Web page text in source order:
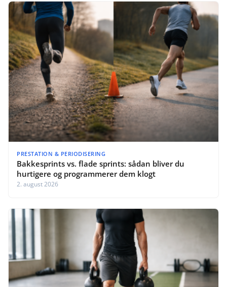
PRESTATION & PERIODISERING
Bakkesprints vs. flade sprints: sådan bliver du
hurtigere og programmerer dem klogt
2. august 2026